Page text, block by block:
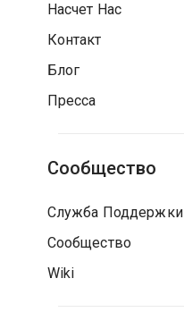
Насчет Нас
Контакт
Блог
Пресса
Сообщество
Служба Поддержки
Сообщество
Wiki